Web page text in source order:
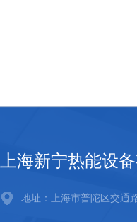
上海新宁热能设
地址：上海市普陀区交通